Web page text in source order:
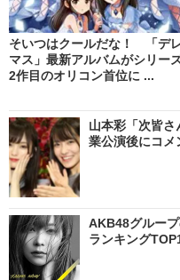
そいつはクールだな！ 「デ
マス」最新アルバムがシリー
2作目のオリコン首位に ...
山本彩「次皆
業公演後にコ
AKB48グルー
ランキング